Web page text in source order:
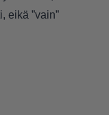
eikä ”vain”